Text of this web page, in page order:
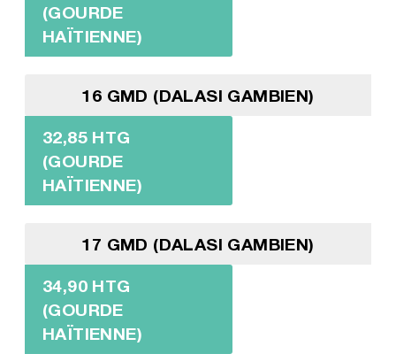
(GOURDE
HAÏTIENNE)
16 GMD (DALASI GAMBIEN)
32,85 HTG
(GOURDE
HAÏTIENNE)
17 GMD (DALASI GAMBIEN)
34,90 HTG
(GOURDE
HAÏTIENNE)